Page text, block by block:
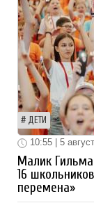
ДЕТИ
10:55 | 5
Малик
16
перемена»